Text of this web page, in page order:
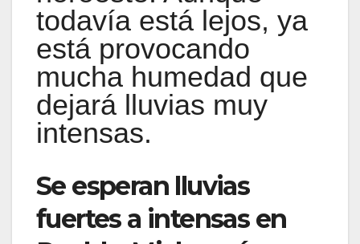
todavía está lejos, ya
está provocando
mucha humedad que
dejará lluvias muy
intensas.
Se esperan lluvias
fuertes a intensas en